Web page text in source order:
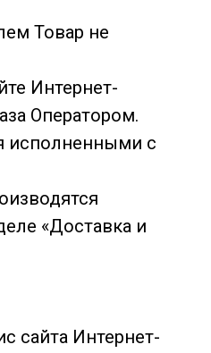
Товар не
Интернет-
Оператором.
исполненными с
«Доставка и
сайта Интернет-